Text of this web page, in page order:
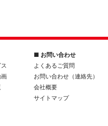
■ お問い合わせ
よくあるご質問
お問い合わせ（連絡先）
会社概要
サイトマップ